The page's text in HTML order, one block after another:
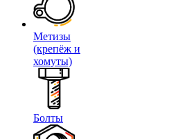
Метизы
(крепёж и
хомуты)
Болты